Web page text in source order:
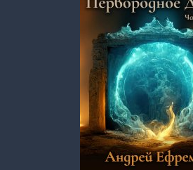
REALRPG
(ГЕННАДИЙ
ИСТОЧНИК)